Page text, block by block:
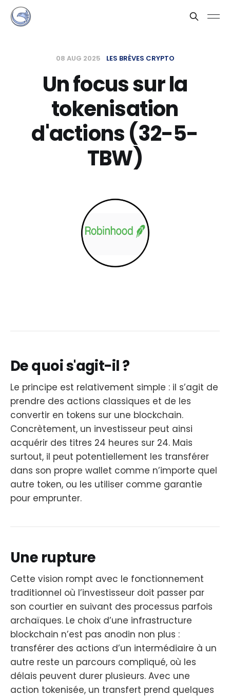
08 AUG 2025 LES BRÈVES CRYPTO
Un focus sur la
tokenisation
d'actions (32-5-
TBW)
De quoi s'agit-il ?
Le principe est relativement simple : il s’agit de
prendre des actions classiques et de les
convertir en tokens sur une blockchain.
Concrètement, un investisseur peut ainsi
acquérir des titres 24 heures sur 24. Mais
surtout, il peut potentiellement les transférer
dans son propre wallet comme n’importe quel
autre token, ou les utiliser comme garantie
pour emprunter.
Une rupture
Cette vision rompt avec le fonctionnement
traditionnel où l’investisseur doit passer par
son courtier en suivant des processus parfois
archaïques. Le choix d’une infrastructure
blockchain n’est pas anodin non plus :
transférer des actions d’un intermédiaire à un
autre reste un parcours compliqué, où les
délais peuvent durer plusieurs. Avec une
action tokenisée, un transfert prend quelques